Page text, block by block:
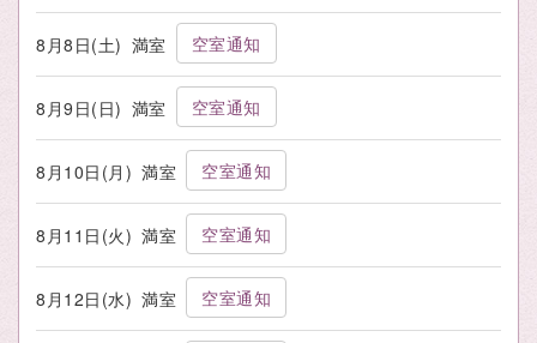
8月8日(土) 満室 空室通知
8月9日(日) 満室 空室通知
8月10日(月) 満室 空室通知
8月11日(火) 満室 空室通知
8月12日(水) 満室 空室通知